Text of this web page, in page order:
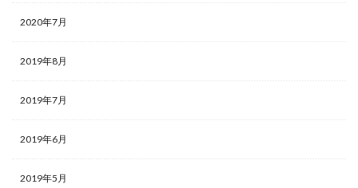
2020年7月
2019年8月
2019年7月
2019年6月
2019年5月